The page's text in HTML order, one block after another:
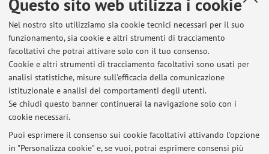
Questo sito web utilizza i cookie
Nel nostro sito utilizziamo sia cookie tecnici necessari per il suo
funzionamento, sia cookie e altri strumenti di tracciamento
facoltativi che potrai attivare solo con il tuo consenso.
Cookie e altri strumenti di tracciamento facoltativi sono usati per
analisi statistiche, misure sull'efficacia della comunicazione
istituzionale e analisi dei comportamenti degli utenti.
Se chiudi questo banner continuerai la navigazione solo con i
cookie necessari.
Puoi esprimere il consenso sui cookie facoltativi attivando l'opzione
in "Personalizza cookie" e, se vuoi, potrai esprimere consensi più
Temi di ricerca
Parole chiave: Fisiologia della Riproduzione Medicina
Traslazionale
Modelli Animali
Ultimi avvisi